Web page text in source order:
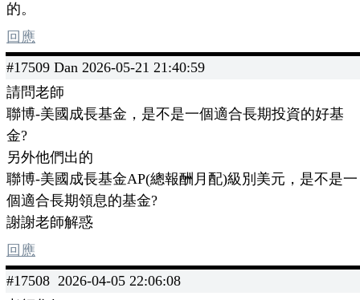
的。
回應
#17509 Dan 2026-05-21 21:40:59
請問老師
聯博-美國成長基金，是不是一個適合長期投資的好基
金?
另外他們出的
聯博-美國成長基金AP(總報酬月配)級別美元，是不是一
個適合長期領息的基金?
謝謝老師解惑
回應
#17508 2026-04-05 22:06:08